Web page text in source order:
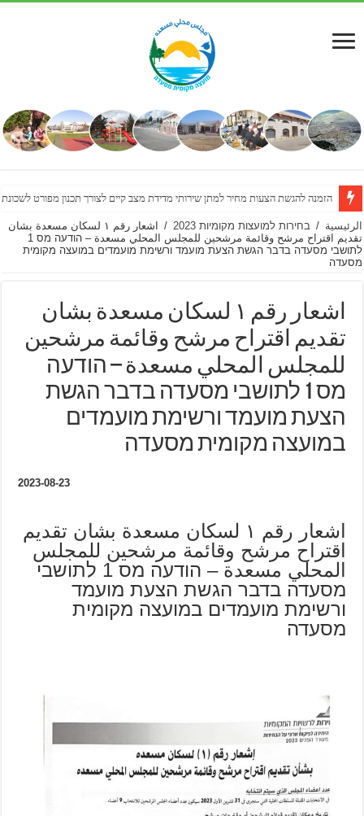
הזמנה להגשת הצעות מחיר למתן שירותי מדידת מצב קיים לצורך תכנון מפורט
الرئيسية / בחירות למועצות מקומיות 2023 /
اشعار رقم ١ لسكان مسعدة بشان
تقديم اقتراح مرشح وقائمة مرشحين للمجلس المحلي مسعدة – הודעה מס 1
לתושבי מסעדה בדבר הגשת הצעת מועמד ורשימת מועמדים במועצה מקומית
מסעדה
اشعار رقم ١ لسكان مسعدة بشان
تقديم اقتراح مرشح وقائمة مرشحين
للمجلس المحلي مسعدة – הודעה
מס 1 לתושבי מסעדה בדבר הגשת
הצעת מועמד ורשימת מועמדים
במועצה מקומית מסעדה
2023-08-23
اشعار رقم ١ لسكان مسعدة بشان تقديم
اقتراح مرشح وقائمة مرشحين للمجلس
المحلي مسعدة – הודעה מס 1 לתושבי
מסעדה בדבר הגשת הצעת מועמד
ורשימת מועמדים במועצה מקומית
מסעדה